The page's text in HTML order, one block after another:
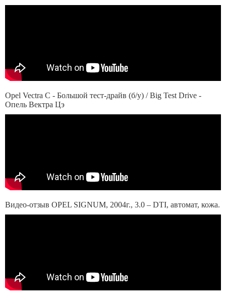
Opel Vectra C - Большой тест-драйв (б/у) / Big Test Drive -
Опель Вектра Цэ
Видео-отзыв OPEL SIGNUM, 2004г., 3.0 – DTI, автомат, кожа.